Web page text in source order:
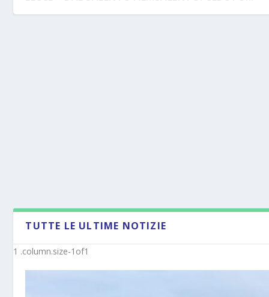
TUTTE LE ULTIME NOTIZIE